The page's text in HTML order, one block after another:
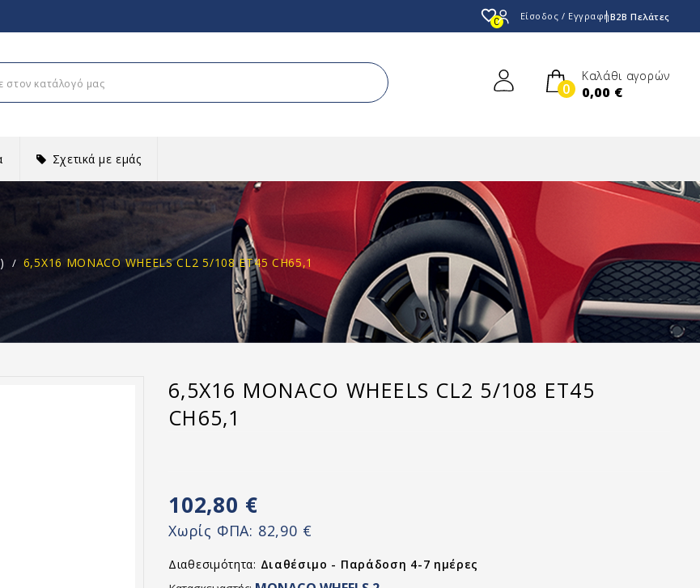
favorite_border0 Είσοδος / ΕγγραφήB2B Πελάτες
0
Καλάθι αγορών
0,00 €
Σχετικά με εμάς
6,5X16 MONACO WHEELS CL2 5/108 ET45 CH65,1
6,5X16 MONACO WHEELS CL2 5/108 ET45
CH65,1
102,80 €
Χωρίς ΦΠΑ: 82,90 €
Διαθεσιμότητα: Διαθέσιμο - Παράδοση 4-7 ημέρες